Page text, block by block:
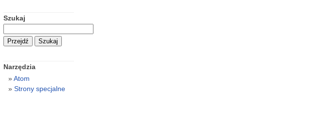
Szukaj
Narzędzia
Atom
Strony specjalne